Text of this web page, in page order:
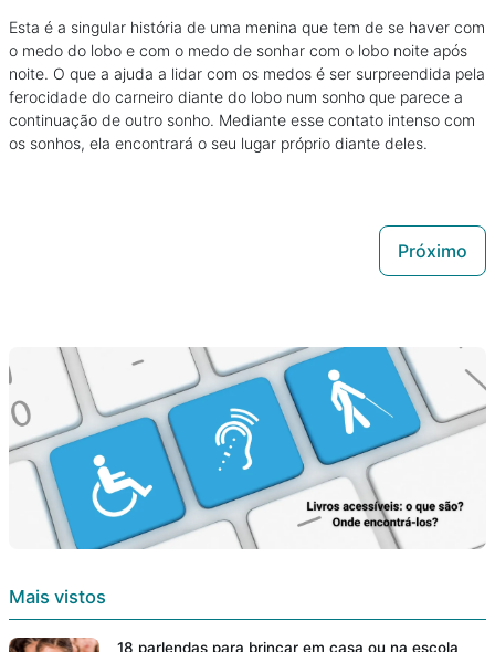
Esta é a singular história de uma menina que tem de se haver com
o medo do lobo e com o medo de sonhar com o lobo noite após
noite. O que a ajuda a lidar com os medos é ser surpreendida pela
ferocidade do carneiro diante do lobo num sonho que parece a
continuação de outro sonho. Mediante esse contato intenso com
os sonhos, ela encontrará o seu lugar próprio diante deles.
Próximo
Mais vistos
18 parlendas para brincar em casa ou na escola